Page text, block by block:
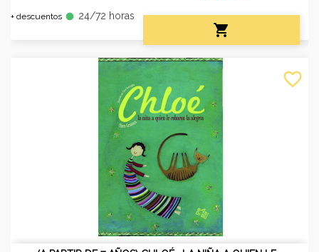
+ descuentos fiber_manual_record 24/72 horas

favorite_border